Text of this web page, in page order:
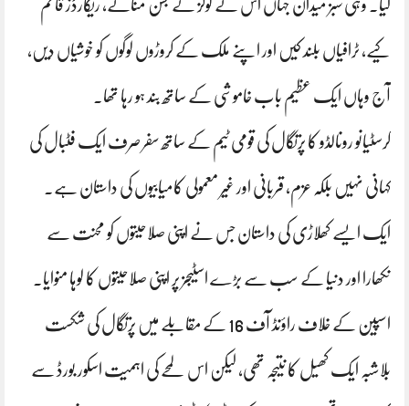
گیا۔ وہی سبز میدان جہاں اس نے گولز کے جشن منائے، ریکارڈز قائم
کیے، ٹرافیاں بلند کیں اور اپنے ملک کے کروڑوں لوگوں کو خوشیاں دیں،
آج وہاں ایک عظیم باب خاموشی کے ساتھ بند ہو رہا تھا۔
کرسٹیانو رونالڈو کا پرتگال کی قومی ٹیم کے ساتھ سفر صرف ایک فٹبال کی
کہانی نہیں بلکہ عزم، قربانی اور غیر معمولی کامیابیوں کی داستان ہے۔
ایک ایسے کھلاڑی کی داستان جس نے اپنی صلاحیتوں کو محنت سے
نکھارا اور دنیا کے سب سے بڑے اسٹیجز پر اپنی صلاحیتوں کا لوہا منوایا۔
اسپین کے خلاف راؤنڈ آف 16 کے مقابلے میں پرتگال کی شکست
بلاشبہ ایک کھیل کا نتیجہ تھی، لیکن اس لمحے کی اہمیت اسکور بورڈ سے